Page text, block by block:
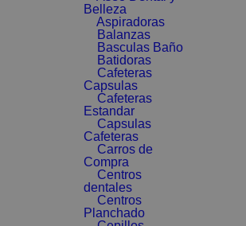
Belleza
Aspiradoras
Balanzas
Basculas Baño
Batidoras
Cafeteras
Capsulas
Cafeteras
Estandar
Capsulas
Cafeteras
Carros de
Compra
Centros
dentales
Centros
Planchado